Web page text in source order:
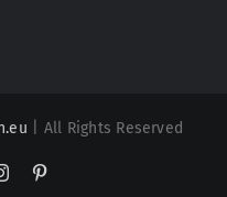
| All Rights Reserved
Instagram